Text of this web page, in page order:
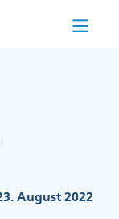
August 2022